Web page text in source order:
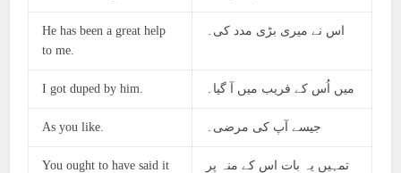
He has been a great help
to me.
اس نے میری بڑی مدد کی۔
I got duped by him. میں اُس کے فریب میں آ گیا۔
As you like. جیسے آپ کی مرضی۔
You ought to have said it
تمہیں یہ بات اس کے منہ پر